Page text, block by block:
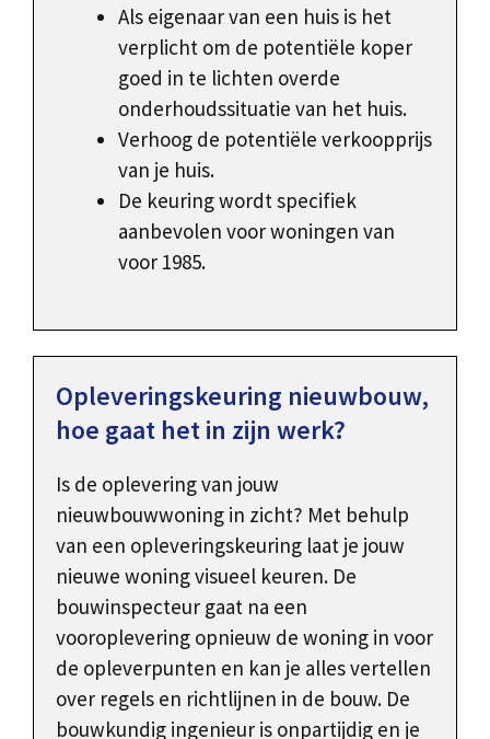
Als eigenaar van een huis is het
verplicht om de potentiële koper
goed in te lichten overde
onderhoudssituatie van het huis.
Verhoog de potentiële verkoopprijs
van je huis.
De keuring wordt specifiek
aanbevolen voor woningen van
voor 1985.
Opleveringskeuring nieuwbouw,
hoe gaat het in zijn werk?
Is de oplevering van jouw
nieuwbouwwoning in zicht? Met behulp
van een opleveringskeuring laat je jouw
nieuwe woning visueel keuren. De
bouwinspecteur gaat na een
vooroplevering opnieuw de woning in voor
de opleverpunten en kan je alles vertellen
over regels en richtlijnen in de bouw. De
bouwkundig ingenieur is onpartijdig en je